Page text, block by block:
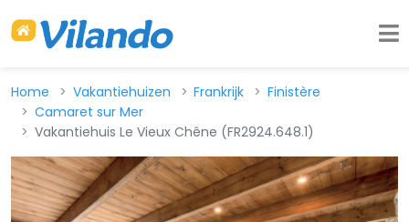
Home Vakantiehuizen Frankrijk
Finistère
Camaret sur Mer
Vakantiehuis Le Vieux Chêne (FR2924.648.1)